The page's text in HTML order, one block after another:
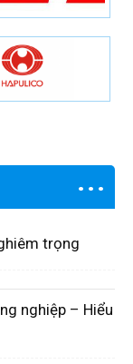
trọng
nghiệp – Hiểu